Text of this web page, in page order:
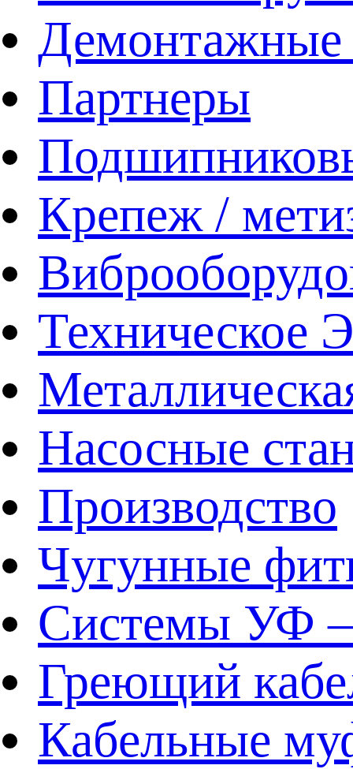
Демонтажные
Партнеры
Крепеж /
Техническое
Насосные
Производство
Чугунные
Системы УФ –
Греющий
Кабельные